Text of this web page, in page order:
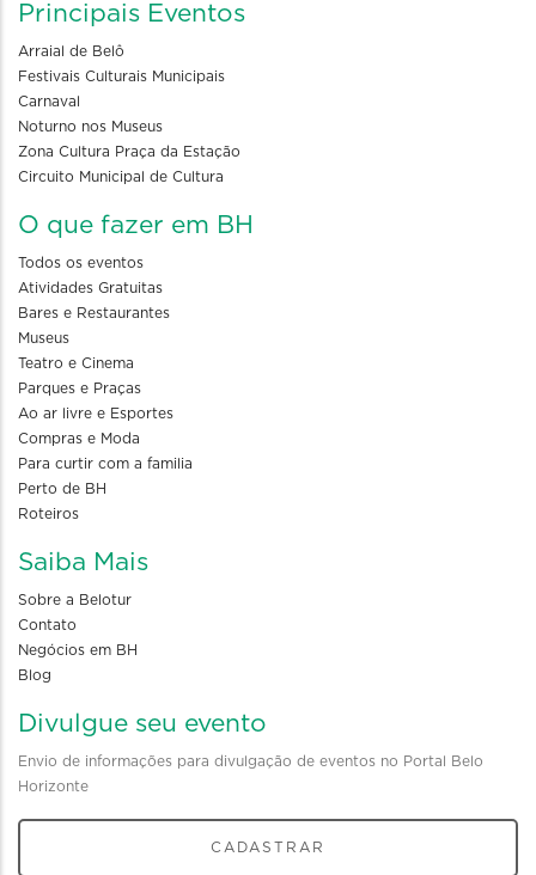
Principais Eventos
Arraial de Belô
Festivais Culturais Municipais
Carnaval
Noturno nos Museus
Zona Cultura Praça da Estação
Circuito Municipal de Cultura
O que fazer em BH
Todos os eventos
Atividades Gratuitas
Bares e Restaurantes
Museus
Teatro e Cinema
Parques e Praças
Ao ar livre e Esportes
Compras e Moda
Para curtir com a familia
Perto de BH
Roteiros
Saiba Mais
Sobre a Belotur
Contato
Negócios em BH
Blog
Divulgue seu evento
Envio de informações para divulgação de eventos no Portal Belo
Horizonte
CADASTRAR